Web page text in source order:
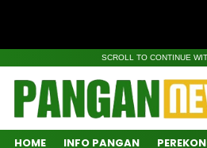
SCROLL TO CONTINUE
HOME INFO PANGAN